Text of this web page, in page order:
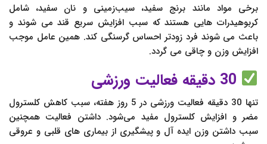
برخی مواد مانند برنج سفید، سیب‌زمینی و نان سفید، شامل
کربوهیدرات‌ هایی هستند که سبب افزایش سریع قند می شوند و
باعث می‌ شوند فرد زودتر احساس گرسنگی کند. همین عامل موجب
افزایش وزن و چاقی می‌ گردد.
تنها 30 دقیقه فعالیت ورزشی در 5 روز هفته، سبب کاهش کلسترول
مضر و افزایش کلسترول مفید می‌شود. داشتن فعالیت همچنین
سبب داشتن وزن ایده آل و پیشگیری از بیماری‌ های قلبی و عروقی